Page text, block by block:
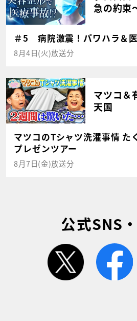
急の約束
＃5 病院激震！パワハラ＆
8月4日(火)放送分
マツコ＆
天国
マツコのTシャツ洗濯事情 た
プレゼンツアー
8月7日(金)放送分
公式SNS
twitter